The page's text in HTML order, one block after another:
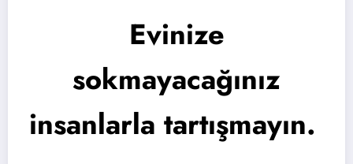
Evinize
sokmayacağınız
insanlarla tartışmayın.